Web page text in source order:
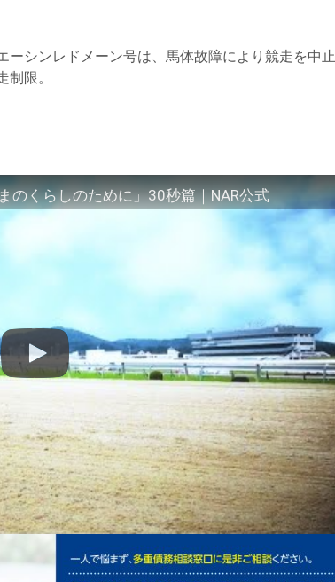
ンレドメーン号は、馬体故障により競走を中止
制限。
のくらしのために」30秒篇｜NAR公式